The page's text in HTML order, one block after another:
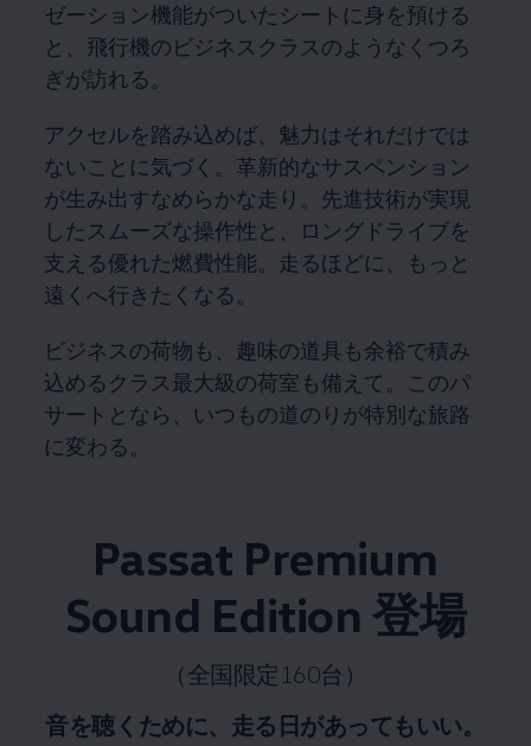
ゼーション機能がついたシートに身を預ける
と、飛行機のビジネスクラスのようなくつろ
ぎが訪れる。
アクセルを踏み込めば、魅力はそれだけでは
ないことに気づく。革新的なサスペンション
が生み出すなめらかな走り。先進技術が実現
したスムーズな操作性と、ロングドライブを
支える優れた燃費性能。走るほどに、もっと
遠くへ行きたくなる。
ビジネスの荷物も、趣味の道具も余裕で積み
込めるクラス最大級の荷室も備えて。このパ
サートとなら、いつもの道のりが特別な旅路
に変わる。
Passat Premium
Sound Edition 登場
（全国限定160台）
音を聴くために、走る日があってもいい。